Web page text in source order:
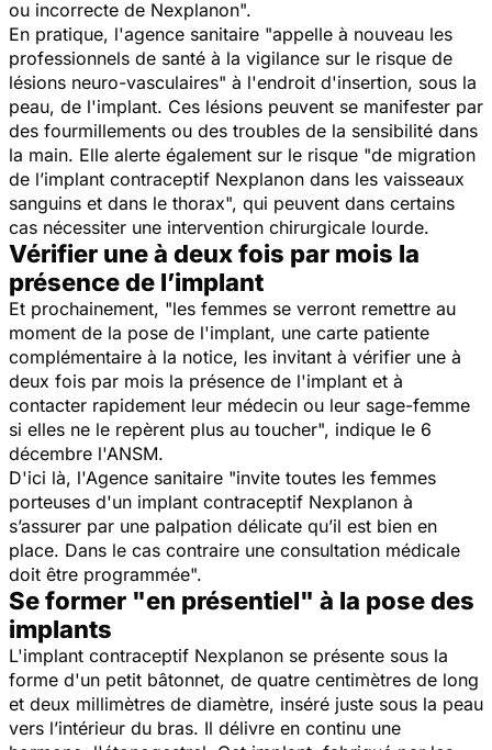
ou incorrecte de Nexplanon".
En pratique, l'agence sanitaire "appelle à nouveau les
professionnels de santé à la vigilance sur le risque de
lésions neuro-vasculaires" à l'endroit d'insertion, sous la
peau, de l'implant. Ces lésions peuvent se manifester par
des fourmillements ou des troubles de la sensibilité dans
la main. Elle alerte également sur le risque "de migration
de l’implant contraceptif Nexplanon dans les vaisseaux
sanguins et dans le thorax", qui peuvent dans certains
cas nécessiter une intervention chirurgicale lourde.
Vérifier une à deux fois par mois la
présence de l’implant
Et prochainement, "les femmes se verront remettre au
moment de la pose de l'implant, une carte patiente
complémentaire à la notice, les invitant à vérifier une à
deux fois par mois la présence de l'implant et à
contacter rapidement leur médecin ou leur sage-femme
si elles ne le repèrent plus au toucher", indique le 6
décembre l'ANSM.
D'ici là, l'Agence sanitaire "invite toutes les femmes
porteuses d'un implant contraceptif Nexplanon à
s’assurer par une palpation délicate qu’il est bien en
place. Dans le cas contraire une consultation médicale
doit être programmée".
Se former "en présentiel" à la pose des
implants
L'implant contraceptif Nexplanon se présente sous la
forme d'un petit bâtonnet, de quatre centimètres de long
et deux millimètres de diamètre, inséré juste sous la peau
vers l’intérieur du bras. Il délivre en continu une